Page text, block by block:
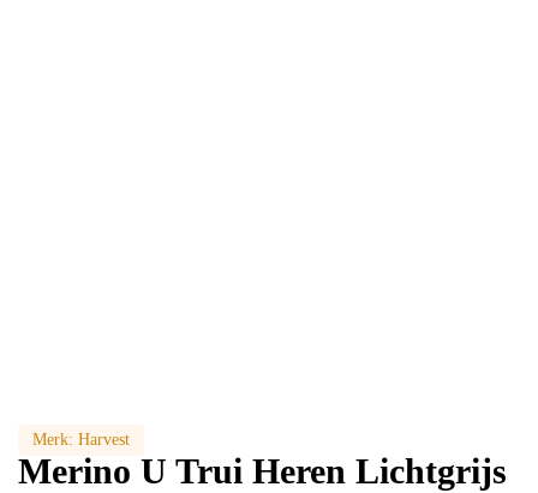
Merk: Harvest
Merino U Trui Heren Lichtgrijs